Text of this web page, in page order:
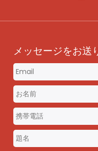
メッセージをお送